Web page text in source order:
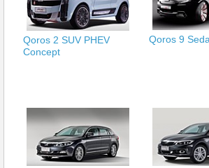
Qoros 2 SUV PHEV
Concept
Qoros 9